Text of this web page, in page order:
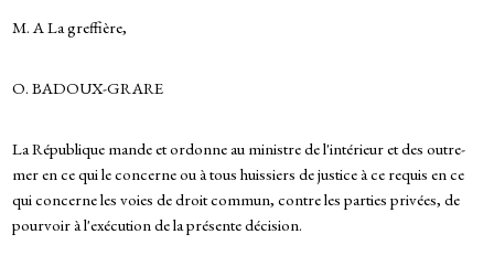
M. A La greffière,
O. BADOUX-GRARE
La République mande et ordonne au ministre de l'intérieur et des outre-
mer en ce qui le concerne ou à tous huissiers de justice à ce requis en ce
qui concerne les voies de droit commun, contre les parties privées, de
pourvoir à l'exécution de la présente décision.